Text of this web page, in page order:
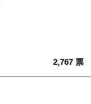
2,767 票